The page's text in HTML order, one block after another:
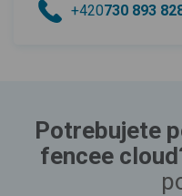
+420730 893
Potrebujete
fencee